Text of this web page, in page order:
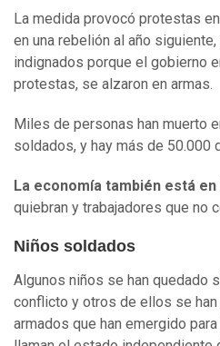
La medida provocó protestas
en una rebelión al año
indignados porque el gobierno
protestas, se alzaron en armas.
Miles de personas han muerto
soldados, y hay más de 50.000
La economía también está en
quiebran y trabajadores que no
Niños soldados
Algunos niños se han quedado
conflicto y otros de ellos se
armados que han emergido